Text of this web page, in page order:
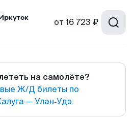
от 16 723 ₽
на самолёте?
Ж/Д билеты по
— Улан‑Удэ.